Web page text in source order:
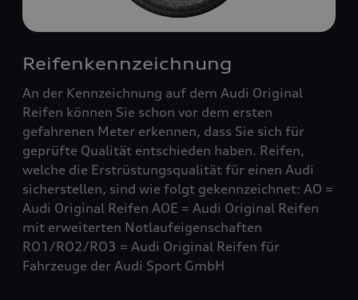
Reifenkennzeichnung
An der Kennzeichnung auf dem Audi Original
Reifen können Sie schon vor dem ersten
gefahrenen Meter erkennen, dass Sie sich für
geprüfte Qualität entschieden haben. Reifen,
welche die Erstrüstungsqualität für einen Audi
sicherstellen, sind wie folgt gekennzeichnet: AO =
Audi Original Reifen AOE = Audi Original Reifen
mit erweiterten Notlaufeigenschaften
RO1/RO2/RO3 = Audi Original Reifen für
Fahrzeuge der Audi Sport GmbH